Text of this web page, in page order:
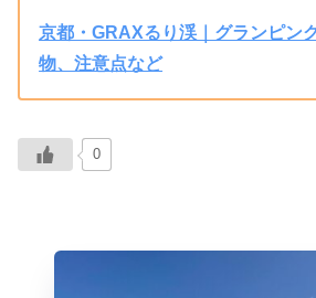
京都・GRAXるり渓｜グランピン
物、注意点など
0